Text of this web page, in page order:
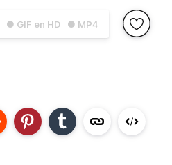
● GIF en HD ● MP4